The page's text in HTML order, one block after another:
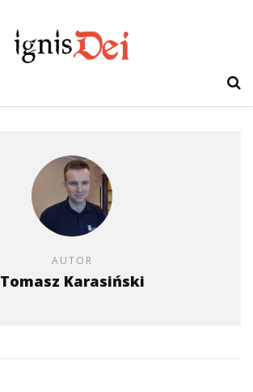
AUTOR
Tomasz Karasiński